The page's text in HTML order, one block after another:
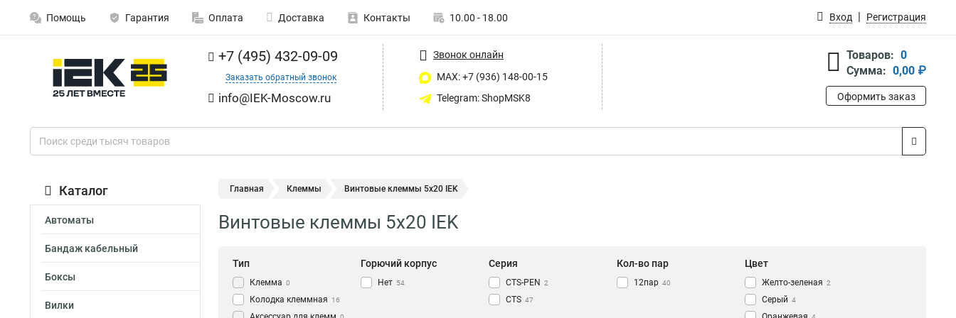
Помощь Гарантия Оплата Доставка Контакты 10.00 - 18.00 Вход Регистрация
+7 (495) 432-09-09
Заказать обратный звонок
info@IEK-Moscow.ru
Звонок онлайн
MAX: +7 (936) 148-00-15
Telegram: ShopMSK8
Товаров: 0
Сумма: 0,00 ₽
Оформить заказ
Каталог
Автоматы
Бандаж кабельный
Боксы
Вилки
Главная Клеммы Винтовые клеммы 5х20 IEK
Винтовые клеммы 5х20 IEK
Тип
Клемма 0
Колодка клеммная 16
Горючий корпус
Нет 54
Серия
CTS-PEN 2
CTS 47
Кол-во пар
12пар 40
Цвет
Желто-зеленая 2
Серый 4